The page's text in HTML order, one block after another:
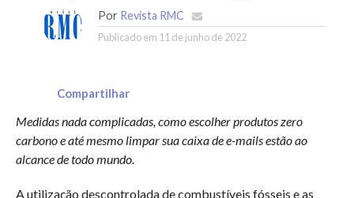
Por Revista RMC
Publicado em 11 de junho de 2022
Compartilhar
Medidas nada complicadas, como escolher produtos zero
carbono e até mesmo limpar sua caixa de e-mails estão ao
alcance de todo mundo.
A utilização descontrolada de combustíveis fósseis e as